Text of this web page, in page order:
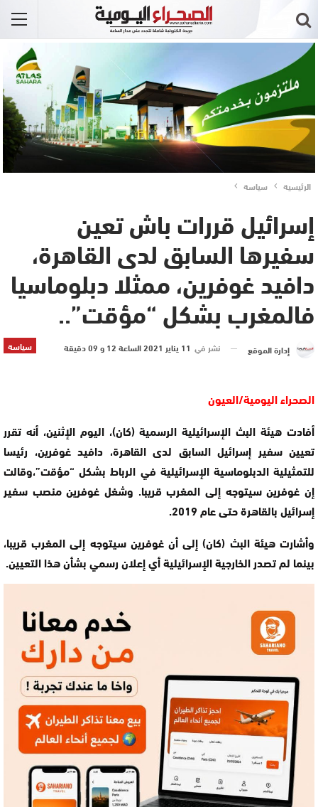
الرئيسية سياسة
إسرائيل قررات باش تعين
سفيرها السابق لدى القاهرة،
دافيد غوفرين، ممثلا دبلوماسيا
فالمغرب بشكل “مؤقت”..
سياسة إدارة الموقع نشر في 11 يناير 2021 الساعة 12 و 09 دقيقة
الصحراء اليومية/العيون
أفادت هيئة البث الإسرائيلية الرسمية (كان)، اليوم الإثنين، أنه تقرر
تعيين سفير إسرائيل السابق لدى القاهرة، دافيد غوفرين، رئيسا
للتمثيلية الدبلوماسية الإسرائيلية في الرباط بشكل “مؤقت”،وقالت
إن غوفرين سيتوجه إلى المغرب قريبا. وشغل غوفرين منصب سفير
إسرائيل بالقاهرة حتى عام 2019.
وأشارت هيئة البث (كان) إلى أن غوفرين سيتوجه إلى المغرب قريبا،
بينما لم تصدر الخارجية الإسرائيلية أي إعلان رسمي بشأن هذا التعيين.